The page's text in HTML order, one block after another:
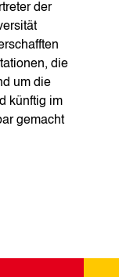
der
die
um die
künftig im
gemacht